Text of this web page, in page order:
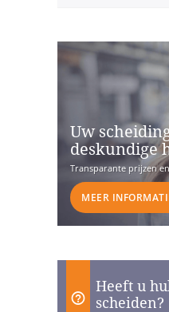
Uw
deskundige
Transparante prijzen
MEER
Heeft u
scheiden?